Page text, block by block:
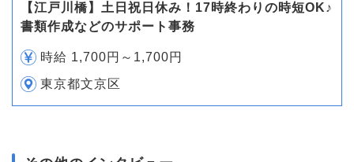
【江戸川橋】土日祝日休み！17時終わりの時短OK♪
書類作成などのサポート事務
時給 1,700円～1,700円
東京都文京区